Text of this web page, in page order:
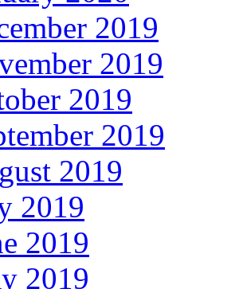
2019
2019
2019
2019
2019
2019
2019
2019